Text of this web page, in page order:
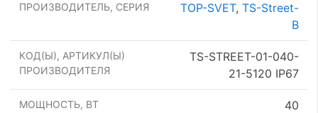
ПРОИЗВОДИТЕЛЬ, СЕРИЯ TOP-SVET, TS-Street-
B
КОД(Ы), АРТИКУЛ(Ы)
ПРОИЗВОДИТЕЛЯ
TS-STREET-01-040-
21-5120 IP67
МОЩНОСТЬ, ВТ 40